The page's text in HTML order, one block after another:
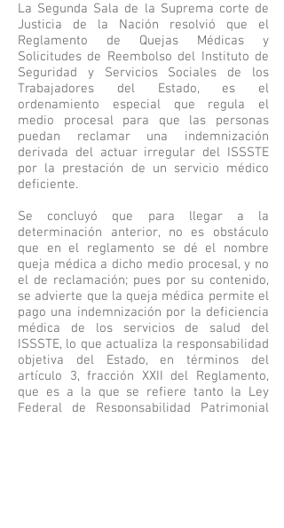
La Segunda Sala de la Suprema corte de
Justicia de la Nación resolvió que el
Reglamento de Quejas Médicas y
Solicitudes de Reembolso del Instituto de
Seguridad y Servicios Sociales de los
Trabajadores del Estado, es el
ordenamiento especial que regula el
medio procesal para que las personas
puedan reclamar una indemnización
derivada del actuar irregular del ISSSTE
por la prestación de un servicio médico
deficiente.
Se concluyó que para llegar a la
determinación anterior, no es obstáculo
que en el reglamento se dé el nombre
queja médica a dicho medio procesal, y no
el de reclamación; pues por su contenido,
se advierte que la queja médica permite el
pago una indemnización por la deficiencia
médica de los servicios de salud del
ISSSTE, lo que actualiza la responsabilidad
objetiva del Estado, en términos del
artículo 3, fracción XXII del Reglamento,
que es a la que se refiere tanto la Ley
Federal de Responsabilidad Patrimonial